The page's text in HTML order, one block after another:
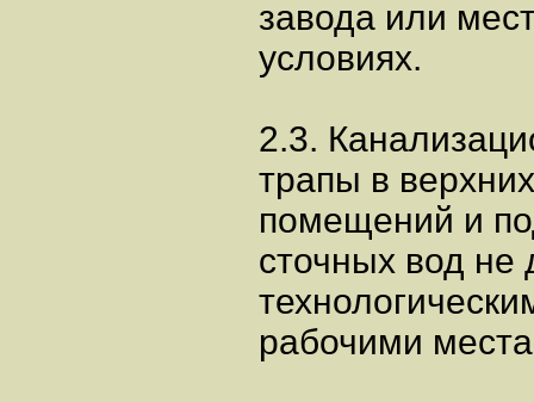
завода или
условиях.
2.3.
трапы в
помещений и
сточных вод не
рабочими